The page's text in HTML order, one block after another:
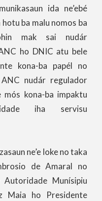
ida ne’ebé
ba malu nomos ba
mak sai nudár
ho DNIC atu bele
kona-ba papél no
nudár regulador
mós kona-ba impaktu
iha servisu
ne’e loke no taka
de Amaral no
Autoridade Munísipiu
Maia ho Presidente